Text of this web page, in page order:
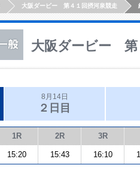
大阪ダービー 第４１回摂河泉競走
大阪ダービー 第
8月14日
２日目
1R 2R 3R
15:20 15:43 16:10